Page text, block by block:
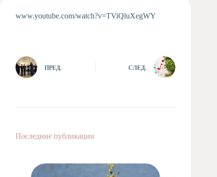
студия
Служба
www.youtube.com/watch?v=TViQluXegWY
ПРЕД. СЛЕД.
Последние публикации